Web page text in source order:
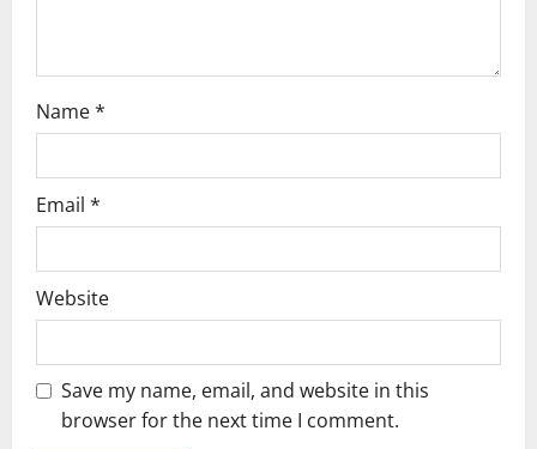
Name*
Email *
Website
Save my name, email, and website in this
browser for the next time I comment.